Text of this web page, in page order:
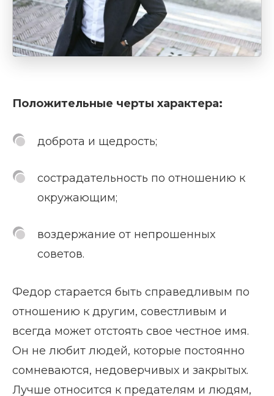
Положительные черты характера:
доброта и щедрость;
сострадательность по отношению к
окружающим;
воздержание от непрошенных
советов.
Федор старается быть справедливым по
отношению к другим, совестливым и
всегда может отстоять свое честное имя.
Он не любит людей, которые постоянно
сомневаются, недоверчивых и закрытых.
Лучше относится к предателям и людям,